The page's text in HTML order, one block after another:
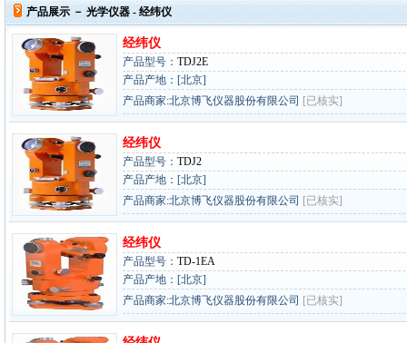
·铸就AI服务器质量动脉 – 高
·铸就AI服务器质量动脉 – 高
ZEISS BOSELLO ADR 让内部缺
蔡司和亿纬锂能达成战略合作
大牌云集 买家升级 ——26
产品展示 － 光学仪器- 经纬仪
经纬仪
产品型号： TDJ2E
产品产地：[北京]
产品商家:北京博飞仪器股份有限公司 [已核实]
经纬仪
产品型号： TDJ2
产品产地：[北京]
产品商家:北京博飞仪器股份有限公司 [已核实]
经纬仪
产品型号： TD-1EA
产品产地：[北京]
产品商家:北京博飞仪器股份有限公司 [已核实]